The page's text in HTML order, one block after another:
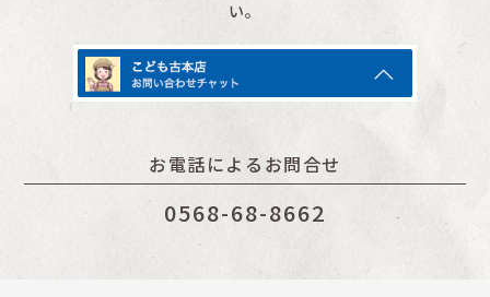
い。
お電話によるお問合せ
0568-68-8662